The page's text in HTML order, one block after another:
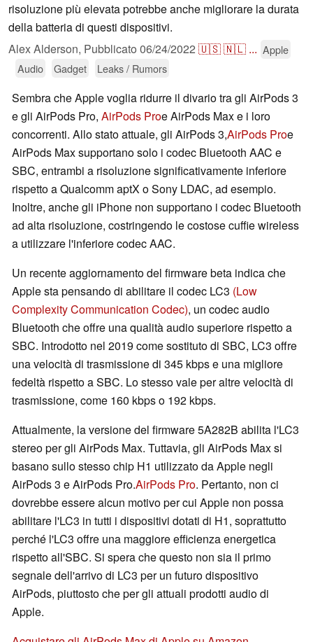
risoluzione più elevata potrebbe anche migliorare la durata
della batteria di questi dispositivi.
Alex Alderson, Pubblicato 06/24/2022 🇺🇸🇳🇱 ... Apple
Audio
Gadget Leaks / Rumors
Sembra che Apple voglia ridurre il divario tra gli AirPods 3
e gli AirPods Pro, AirPods Proe AirPods Max e i loro
concorrenti. Allo stato attuale, gli AirPods 3,AirPods Proe
AirPods Max supportano solo i codec Bluetooth AAC e
SBC, entrambi a risoluzione significativamente inferiore
rispetto a Qualcomm aptX o Sony LDAC, ad esempio.
Inoltre, anche gli iPhone non supportano i codec Bluetooth
ad alta risoluzione, costringendo le costose cuffie wireless
a utilizzare l'inferiore codec AAC.
Un recente aggiornamento del firmware beta indica che
Apple sta pensando di abilitare il codec LC3 (Low
Complexity Communication Codec), un codec audio
Bluetooth che offre una qualità audio superiore rispetto a
SBC. Introdotto nel 2019 come sostituto di SBC, LC3 offre
una velocità di trasmissione di 345 kbps e una migliore
fedeltà rispetto a SBC. Lo stesso vale per altre velocità di
trasmissione, come 160 kbps o 192 kbps.
Attualmente, la versione del firmware 5A282B abilita l'LC3
stereo per gli AirPods Max. Tuttavia, gli AirPods Max si
basano sullo stesso chip H1 utilizzato da Apple negli
AirPods 3 e AirPods Pro.AirPods Pro. Pertanto, non ci
dovrebbe essere alcun motivo per cui Apple non possa
abilitare l'LC3 in tutti i dispositivi dotati di H1, soprattutto
perché l'LC3 offre una maggiore efficienza energetica
rispetto all'SBC. Si spera che questo non sia il primo
segnale dell'arrivo di LC3 per un futuro dispositivo
AirPods, piuttosto che per gli attuali prodotti audio di
Apple.